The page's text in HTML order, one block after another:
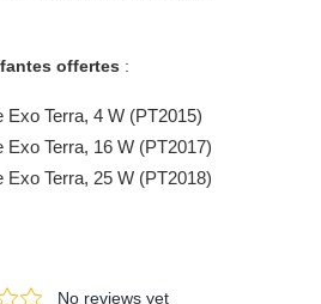
offertes :
Exo Terra, 4 W (PT2015)
Exo Terra, 16 W (PT2017)
Exo Terra, 25 W (PT2018)